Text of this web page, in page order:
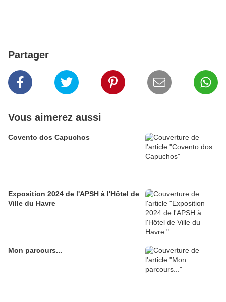
Partager
Vous aimerez aussi
Covento dos Capuchos
Exposition 2024 de l'APSH à l'Hôtel de
Ville du Havre
Mon parcours...